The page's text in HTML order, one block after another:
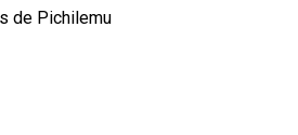
de Pichilemu